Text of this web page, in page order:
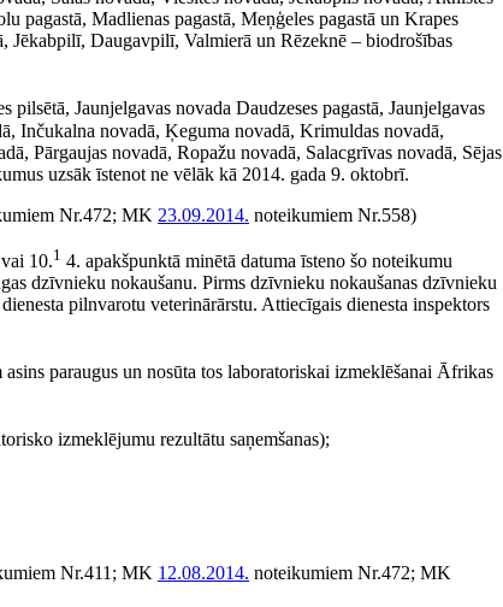
pagastā, Madlienas pagastā, Meņģeles pagastā un Krapes
Jēkabpilī, Daugavpilī, Valmierā un Rēzeknē – biodrošības
pilsētā, Jaunjelgavas novada Daudzeses pagastā, Jaunjelgavas
Inčukalna novadā, Ķeguma novadā, Krimuldas novadā,
Pārgaujas novadā, Ropažu novadā, Salacgrīvas novadā, Sējas
uzsāk īstenot ne vēlāk kā 2014. gada 9. oktobrī.
Nr.472; MK 23.09.2014. noteikumiem Nr.558)
10.1 4. apakšpunktā minētā datuma īsteno šo noteikumu
dzīvnieku nokaušanu. Pirms dzīvnieku nokaušanas dzīvnieku
pilnvarotu veterinārārstu. Attiecīgais dienesta inspektors
paraugus un nosūta tos laboratoriskai izmeklēšanai Āfrikas
izmeklējumu rezultātu saņemšanas);
Nr.411; MK 12.08.2014. noteikumiem Nr.472; MK